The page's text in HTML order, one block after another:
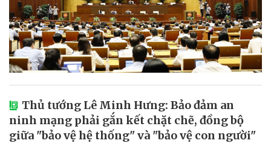
Thủ tướng Lê Minh Hưng: Bảo đảm an
ninh mạng phải gắn kết chặt chẽ, đồng bộ
giữa "bảo vệ hệ thống" và "bảo vệ con người"